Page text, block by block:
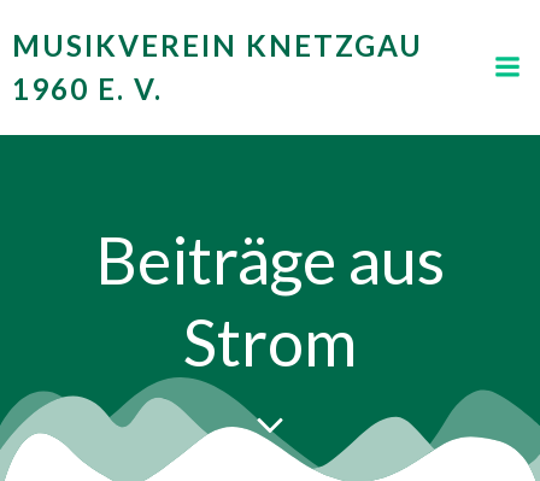
Inhalt
MUSIKVEREIN KNETZGAU
1960 E. V.
Beiträge aus
Strom